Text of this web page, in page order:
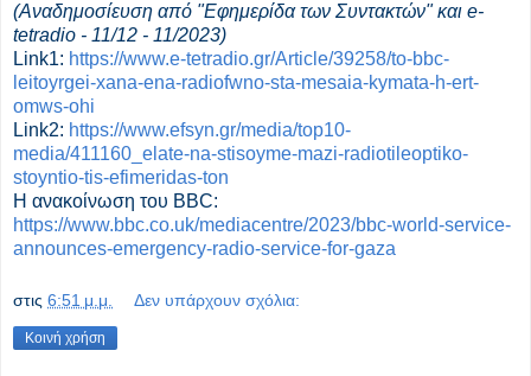
(Αναδημοσίευση από "Εφημερίδα των Συντακτών" και e-
tetradio - 11/12 - 11/2023)
Link1: https://www.e-tetradio.gr/Article/39258/to-bbc-
leitoyrgei-xana-ena-radiofwno-sta-mesaia-kymata-h-ert-
omws-ohi
Link2: https://www.efsyn.gr/media/top10-
media/411160_elate-na-stisoyme-mazi-radiotileoptiko-
stoyntio-tis-efimeridas-ton
Η ανακοίνωση του BBC:
https://www.bbc.co.uk/mediacentre/2023/bbc-world-service-
announces-emergency-radio-service-for-gaza
στις 6:51 μ.μ. Δεν υπάρχουν σχόλια:
Κοινή χρήση